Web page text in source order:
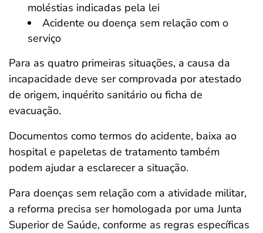
moléstias indicadas pela lei
Acidente ou doença sem relação com o
serviço
Para as quatro primeiras situações, a causa da
incapacidade deve ser comprovada por atestado
de origem, inquérito sanitário ou ficha de
evacuação.
Documentos como termos do acidente, baixa ao
hospital e papeletas de tratamento também
podem ajudar a esclarecer a situação.
Para doenças sem relação com a atividade militar,
a reforma precisa ser homologada por uma Junta
Superior de Saúde, conforme as regras específicas